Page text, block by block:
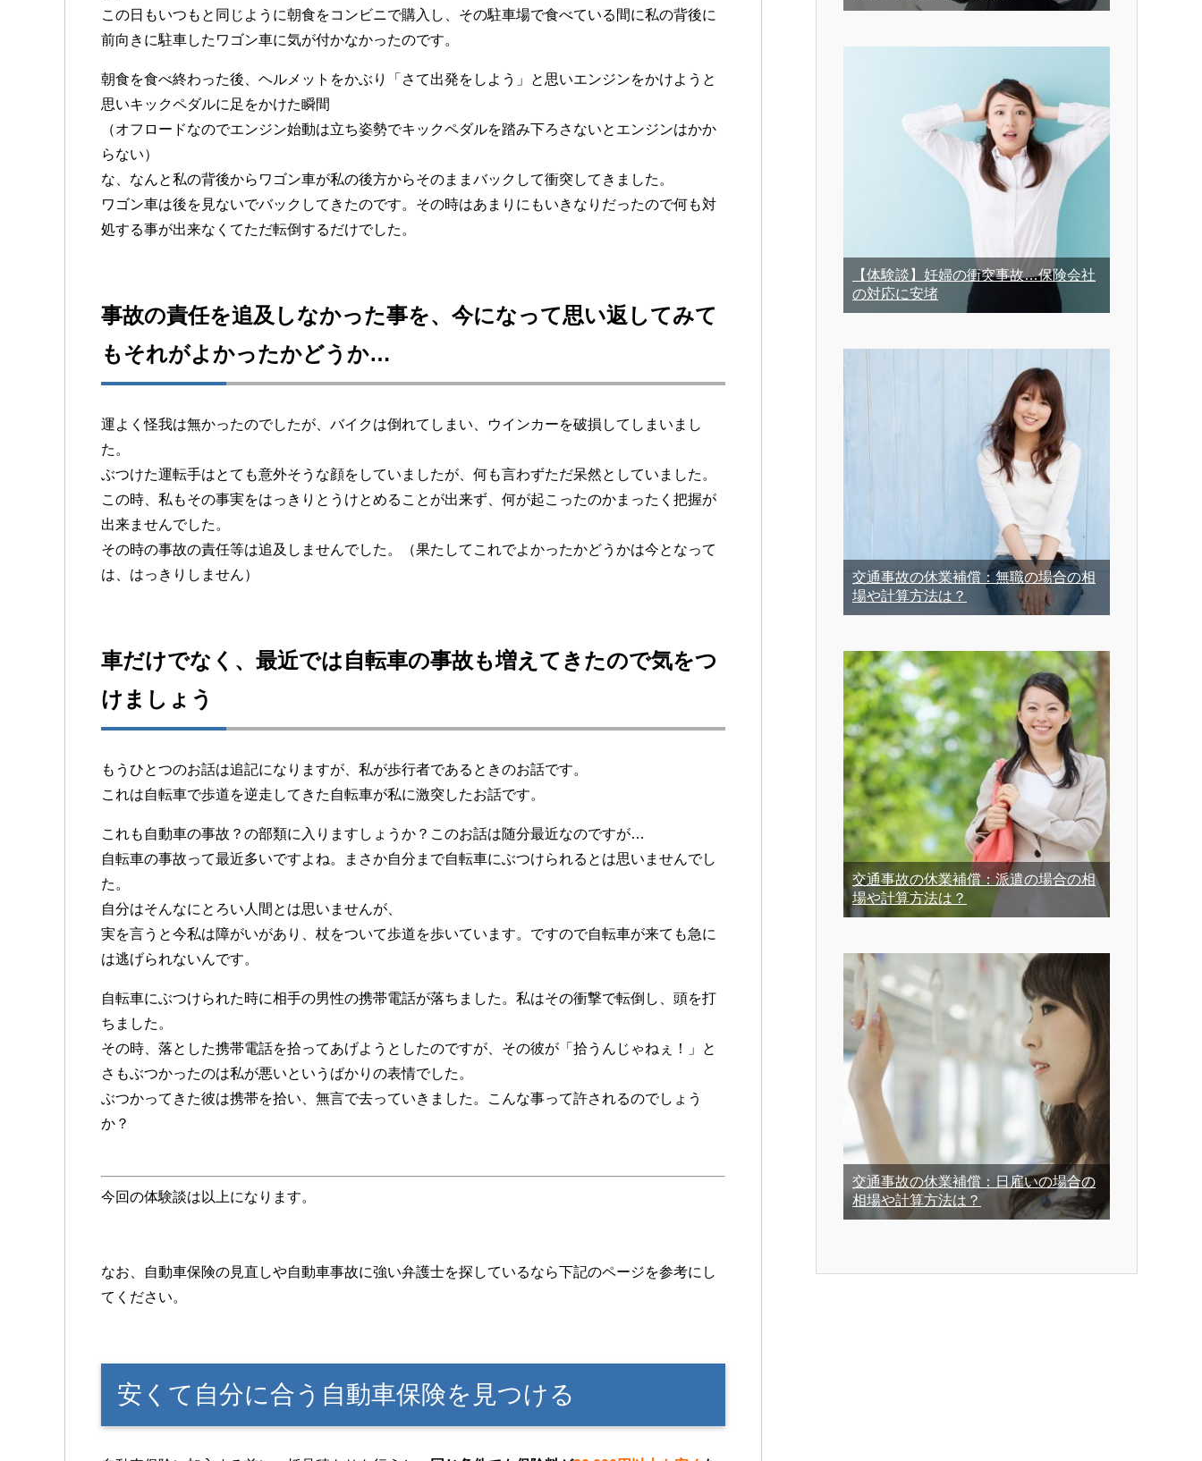
この日もいつもと同じように朝食をコンビニで購入し、その駐車場で食べている間に私の背後に
前向きに駐車したワゴン車に気が付かなかったのです。
朝食を食べ終わった後、ヘルメットをかぶり「さて出発をしよう」と思いエンジンをかけようと
思いキックペダルに足をかけた瞬間
（オフロードなのでエンジン始動は立ち姿勢でキックペダルを踏み下ろさないとエンジンはかか
らない）
な、なんと私の背後からワゴン車が私の後方からそのままバックして衝突してきました。
ワゴン車は後を見ないでバックしてきたのです。その時はあまりにもいきなりだったので何も対
処する事が出来なくてただ転倒するだけでした。
事故の責任を追及しなかった事を、今になって思い返してみて
もそれがよかったかどうか…
運よく怪我は無かったのでしたが、バイクは倒れてしまい、ウインカーを破損してしまいまし
た。
ぶつけた運転手はとても意外そうな顔をしていましたが、何も言わずただ呆然としていました。
この時、私もその事実をはっきりとうけとめることが出来ず、何が起こったのかまったく把握が
出来ませんでした。
その時の事故の責任等は追及しませんでした。（果たしてこれでよかったかどうかは今となって
は、はっきりしません）
車だけでなく、最近では自転車の事故も増えてきたので気をつ
けましょう
もうひとつのお話は追記になりますが、私が歩行者であるときのお話です。
これは自転車で歩道を逆走してきた自転車が私に激突したお話です。
これも自動車の事故？の部類に入りますしょうか？このお話は随分最近なのですが…
自転車の事故って最近多いですよね。まさか自分まで自転車にぶつけられるとは思いませんでし
た。
自分はそんなにとろい人間とは思いませんが、
実を言うと今私は障がいがあり、杖をついて歩道を歩いています。ですので自転車が来ても急に
は逃げられないんです。
自転車にぶつけられた時に相手の男性の携帯電話が落ちました。私はその衝撃で転倒し、頭を打
ちました。
その時、落とした携帯電話を拾ってあげようとしたのですが、その彼が「拾うんじゃねぇ！」と
さもぶつかったのは私が悪いというばかりの表情でした。
ぶつかってきた彼は携帯を拾い、無言で去っていきました。こんな事って許されるのでしょう
か？
今回の体験談は以上になります。
なお、自動車保険の見直しや自動車事故に強い弁護士を探しているなら下記のページを参考にし
てください。
安くて自分に合う自動車保険を見つける
【体験談】妊婦の衝突事故…保険会社
の対応に安堵
交通事故の休業補償：無職の場合の相
場や計算方法は？
交通事故の休業補償：派遣の場合の相
場や計算方法は？
交通事故の休業補償：日雇いの場合の
相場や計算方法は？